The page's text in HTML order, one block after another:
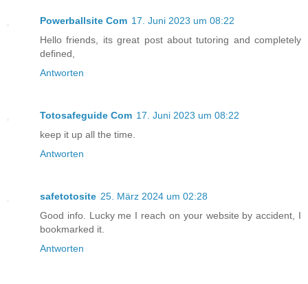
Powerballsite Com 17. Juni 2023 um 08:22
Hello friends, its great post about tutoring and completely
defined,
Antworten
Totosafeguide Com 17. Juni 2023 um 08:22
keep it up all the time.
Antworten
safetotosite 25. März 2024 um 02:28
Good info. Lucky me I reach on your website by accident, I
bookmarked it.
Antworten